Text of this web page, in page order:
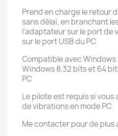
Prend en charge le retour
sans délai, en branchant
l'adaptateur sur le port de
sur le port USB du PC
Compatible avec Windows
Windows 8,32 bits et 64
PC
Le pilote est requis si
de vibrations en mode PC
Me contacter pour de plus